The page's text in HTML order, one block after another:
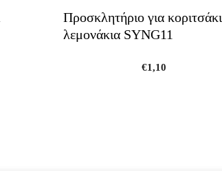
Προσκλητήριο για κοριτσάκι
λεμονάκια SYNG11
€1,10